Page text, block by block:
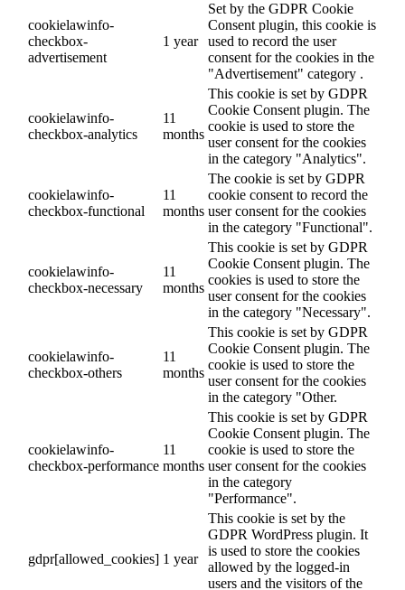
cookielawinfo-
checkbox-
advertisement
1 year
Set by the GDPR Cookie
Consent plugin, this cookie is
used to record the user
consent for the cookies in the
"Advertisement" category .
cookielawinfo-
checkbox-analytics
11
months
This cookie is set by GDPR
Cookie Consent plugin. The
cookie is used to store the
user consent for the cookies
in the category "Analytics".
cookielawinfo-
checkbox-functional
11
months
The cookie is set by GDPR
cookie consent to record the
user consent for the cookies
in the category "Functional".
cookielawinfo-
checkbox-necessary
11
months
This cookie is set by GDPR
Cookie Consent plugin. The
cookies is used to store the
user consent for the cookies
in the category "Necessary".
cookielawinfo-
checkbox-others
11
months
This cookie is set by GDPR
Cookie Consent plugin. The
cookie is used to store the
user consent for the cookies
in the category "Other.
cookielawinfo-
checkbox-performance
11
months
This cookie is set by GDPR
Cookie Consent plugin. The
cookie is used to store the
user consent for the cookies
in the category
"Performance".
gdpr[allowed_cookies] 1 year
This cookie is set by the
GDPR WordPress plugin. It
is used to store the cookies
allowed by the logged-in
users and the visitors of the